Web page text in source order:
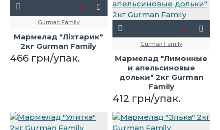
Gurman Family
Мармелад "Ліхтарик"
2кг Gurman Family
466 грн/упак.
Gurman Family
Мармелад "Лимонные
и апельсиновые
дольки" 2кг Gurman
Family
412 грн/упак.